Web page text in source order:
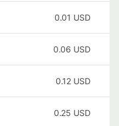
0.01 USD
0.06 USD
0.12 USD
0.25 USD